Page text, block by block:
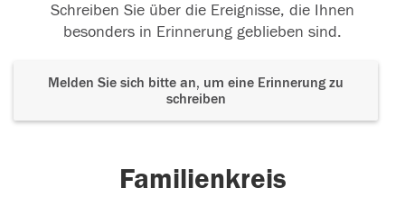
Schreiben Sie über die Ereignisse, die Ihnen
besonders in Erinnerung geblieben sind.
Melden Sie sich bitte an, um eine Erinnerung zu
schreiben
Familienkreis